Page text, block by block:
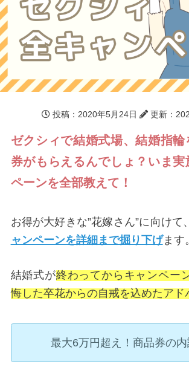
投稿 ：2020年5月24日 更新 ：
ゼクシィで結婚式場、結婚指
券がもらえるんでしょ？いま実
ペーンを全部教えて！
お得が大好きな”花嫁さん”に向けて、
ャンペーンを詳細まで掘り下げます。
結婚式が終わってからキャンペー
悔した卒花からの自戒を込めたアド
最大6万円超え！商品券の内